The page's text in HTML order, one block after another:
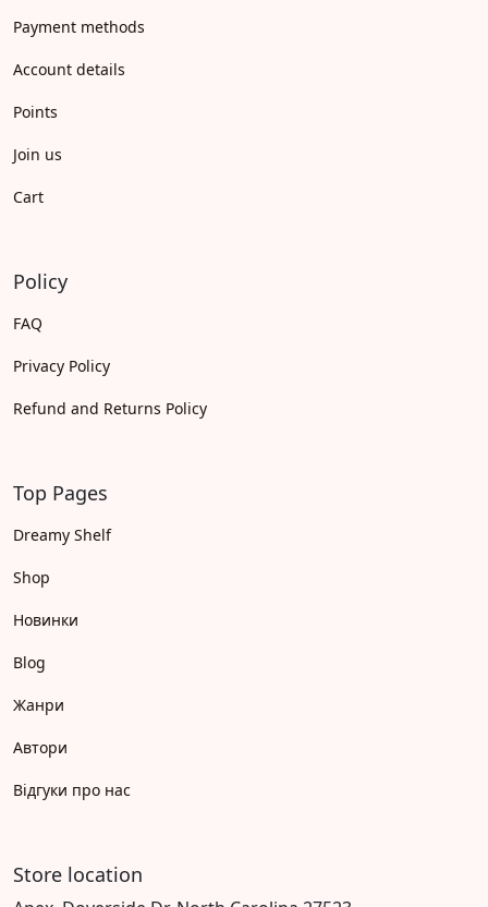
Payment methods
Account details
Points
Join us
Cart
Policy
FAQ
Privacy Policy
Refund and Returns Policy
Top Pages
Dreamy Shelf
Shop
Новинки
Blog
Жанри
Автори
Відгуки про нас
Store location